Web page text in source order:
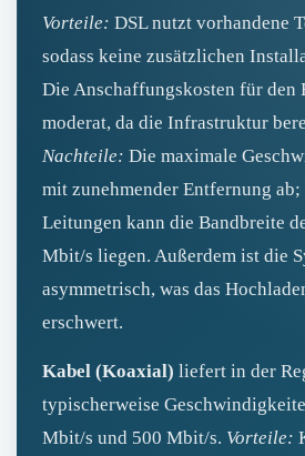
Vorteile: DSL nutzt vorhandene
sodass keine zusätzlichen
Die Anschaffungskosten für den
moderat, da die Infrastruktur
Nachteile: Die maximale
mit zunehmender Entfernung ab;
Leitungen kann die Bandbreite
Mbit/s liegen. Außerdem ist die
asymmetrisch, was das
erschwert.
Kabel (Koaxial) liefert in der
typischerweise
Mbit/s und 500 Mbit/s. Vorteile: